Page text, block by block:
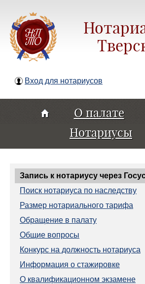
Вход для нотариусов
О палате
Нотариусы
Запись к нотариусу через
Поиск нотариуса по наследству
Размер нотариального тарифа
Обращение в палату
Общие вопросы
Конкурс на должность нотариуса
Информация о стажировке
О квалификационном экзамене